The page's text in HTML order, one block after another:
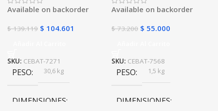
Para Sistemas Solares y
Available on backorder
$139.119 $ 104.601
SKU: CEBAT-7271
PESO 30,6 kg
DIMENSIONES
Available on backorder
$73.200 $ 55.000
SKU: CEBAT-7568
PESO 1,5 kg
DIMENSIONES